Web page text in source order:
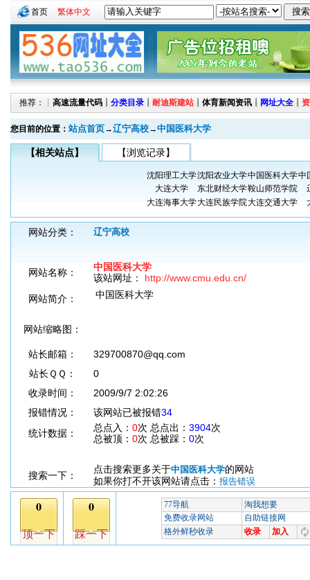
首页 繁体中文
推荐：┊ 高速流量代码 ┊ 分类目录 ┊ 耐迪斯建站 ┊ 体育新闻资讯 ┊ 网址大全 ┊
您目前的位置： 站点首页→辽宁高校→中国医科大学
【相关站点】 【浏览记录】
沈阳理工大学沈阳农业大学中国医科大学中
大连大学
东北财经大学鞍山师范学院
大连海事大学大连民族学院大连交通大学
网站分类： 辽宁高校
网站名称：
中国医科大学
该站网址： http://www.cmu.edu.cn/
网站简介：
中国医科大学
网站缩略图：
站长邮箱：
329700870@qq.com
站长ＱＱ：
0
收录时间：
2009/9/7 2:02:26
报错情况：
该网站已被报错34
统计数据：
总点入： 0次 总点出： 3904次
总被顶： 0次 总被踩： 0次
搜索一下：
点击搜索更多关于中国医科大学的网站
如果你打不开该网站请点击： 报告错误